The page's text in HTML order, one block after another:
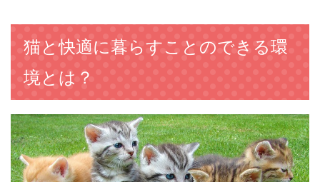
猫と快適に暮らすことのできる環
境とは？